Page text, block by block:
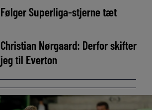
Følger Superliga-stjerne tæt
Christian Nørgaard: Derfor skifter
jeg til Everton